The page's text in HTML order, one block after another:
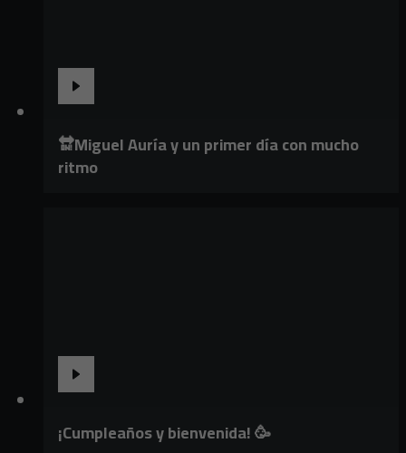
🔛Miguel Auría y un primer día con mucho
ritmo
¡Cumpleaños y bienvenida! 🥳